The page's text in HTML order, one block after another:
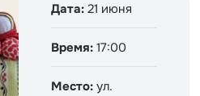
Дата: 21 июня
Время: 17:00
Место: ул.